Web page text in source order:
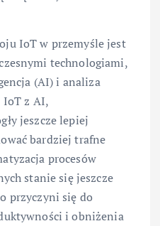
IoT w przemyśle jest
technologiami,
(AI) i analiza
IoT z AI,
jeszcze lepiej
bardziej trafne
procesów
stanie się jeszcze
przyczyni się do
i obniżenia